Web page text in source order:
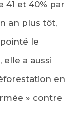
et 40% par
an plus tôt,
le
a aussi
en
» contre